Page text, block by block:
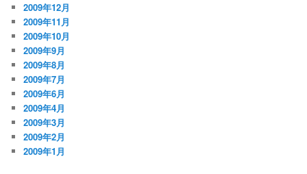
2009年12月
2009年11月
2009年10月
2009年9月
2009年8月
2009年7月
2009年6月
2009年4月
2009年3月
2009年2月
2009年1月